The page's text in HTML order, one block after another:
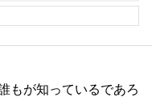
もが知っているであろ